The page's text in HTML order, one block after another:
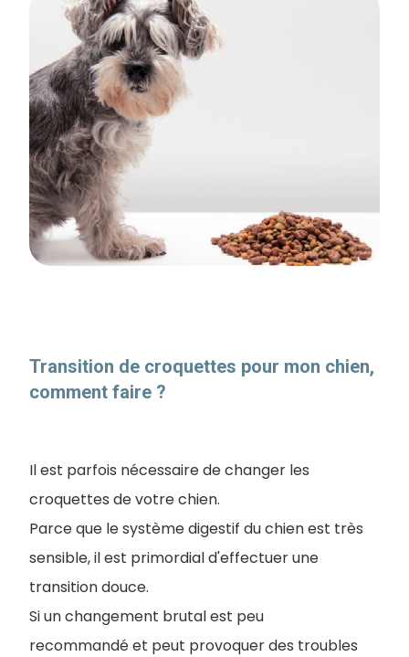
Transition de croquettes pour mon chien,
comment faire ?
Il est parfois nécessaire de changer les
croquettes de votre chien.
Parce que le système digestif du chien est très
sensible, il est primordial d'effectuer une
transition douce.
Si un changement brutal est peu
recommandé et peut provoquer des troubles